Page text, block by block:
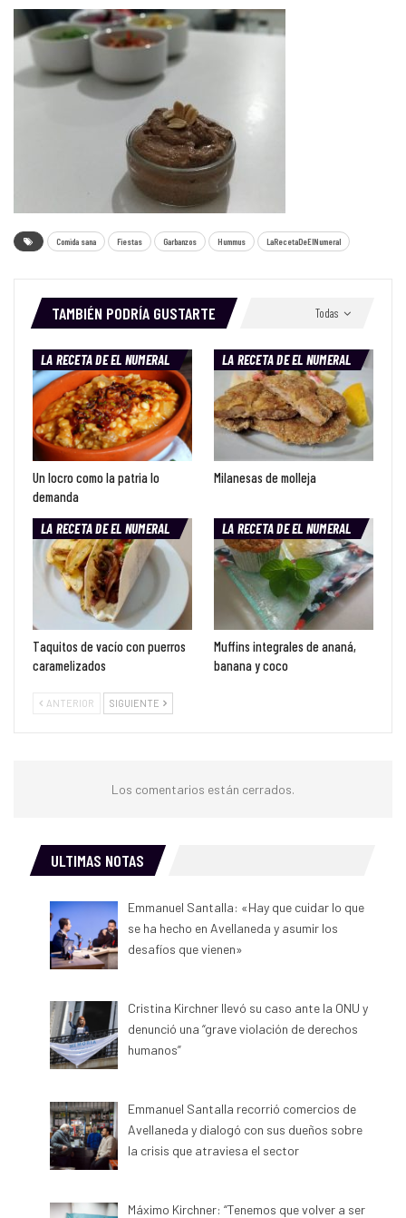
Comida sana Fiestas Garbanzos Hummus LaRecetaDeElNumeral
Todas
TAMBIÉN PODRÍA GUSTARTE
LA RECETA DE EL NUMERAL
Un locro como la patria lo
demanda
LA RECETA DE EL NUMERAL
Milanesas de molleja
LA RECETA DE EL NUMERAL
Taquitos de vacío con puerros
caramelizados
LA RECETA DE EL NUMERAL
Muffins integrales de ananá,
banana y coco
ANTERIOR SIGUIENTE
Los comentarios están cerrados.
ULTIMAS NOTAS
Emmanuel Santalla: «Hay que cuidar lo que
se ha hecho en Avellaneda y asumir los
desafíos que vienen»
Cristina Kirchner llevó su caso ante la ONU y
denunció una “grave violación de derechos
humanos”
Emmanuel Santalla recorrió comercios de
Avellaneda y dialogó con sus dueños sobre
la crisis que atraviesa el sector
Máximo Kirchner: “Tenemos que volver a ser